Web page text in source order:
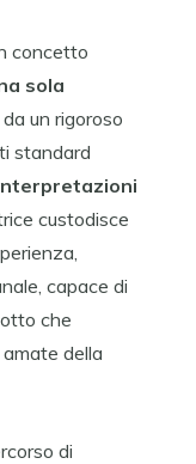
concetto
sola
da un rigoroso
standard
custodisce
capace di
che
della
di